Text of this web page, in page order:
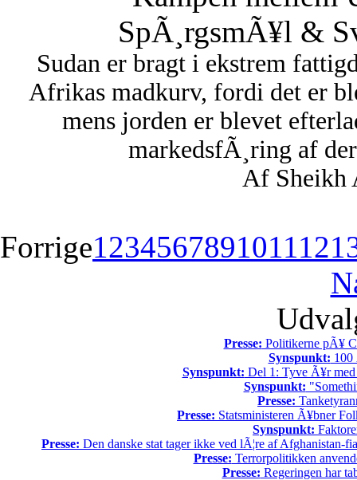
SpÃ¸rgsmÃ¥l &
Sudan er bragt i ekstrem
Afrikas madkurv, fordi det er
mens jorden er blevet
markedsfÃ¸ring af
Af Sheikh
Forrige123456789101112
Presse: Politikerne pÃ¥
Synspunkt: 100
Synspunkt: Del 1: Tyve Ã¥r med
Synspunkt:
Presse:
Presse: Statsministeren Ã¥bner
Synspunkt:
Presse: Den danske stat tager ikke ved lÃ¦re af Afghanistan-
Presse: Terrorpolitikken
Presse: Regeringen har